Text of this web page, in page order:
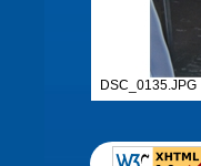
DSC_0135.JPG